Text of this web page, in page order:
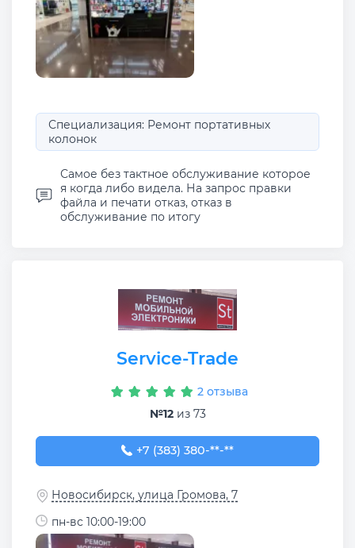
Специализация: Ремонт портативных
колонок
Самое без тактное обслуживание которое
я когда либо видела. На запрос правки
файла и печати отказ, отказ в
обслуживание по итогу
Service-Trade
2 отзыва
№12из 73
+7 (383) 380-15-74
+7 (383) 380-**-**
Новосибирск, улица Громова, 7
пн-вс 10:00-19:00